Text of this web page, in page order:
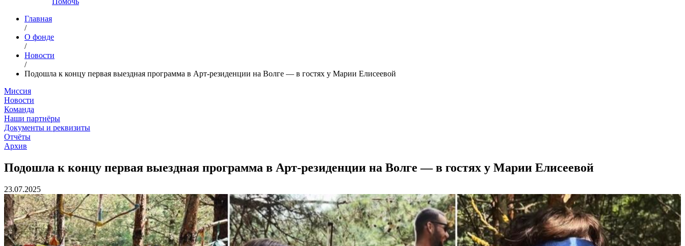
Главная
/
О фонде
/
Новости
/
Подошла к концу первая выездная программа в Арт-резиденции на Волге — в гостях у Марии Елисеевой
Миссия
Новости
Команда
Наши партнёры
Документы и реквизиты
Отчёты
Архив
Подошла к концу первая выездная программа в Арт-резиденции на Волге — в гостях у Марии Елисеевой
23.07.2025